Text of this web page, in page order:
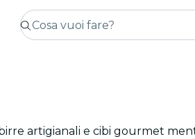
artigianali e cibi gourmet